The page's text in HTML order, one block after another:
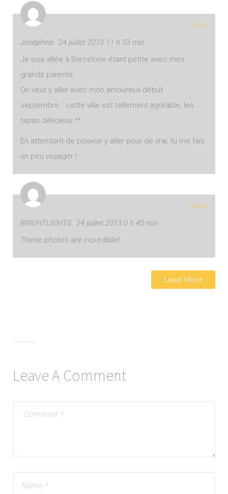
Joséphine 24 juillet 2013 11 h 53 min
Je suis allée à Barcelone étant petite avec mes
grands parents.
On veut y aller avec mon amoureux début
septembre… cette ville est tellement agréable, les
tapas délicieux ^^
En attendant de pouvoir y aller pour de vrai, tu me fais
un peu voyager !
REPLY
BRIGHTLIGHTS 24 juillet 2013 0 h 45 min
These photos are incredible!
REPLY
Load More
Leave A Comment